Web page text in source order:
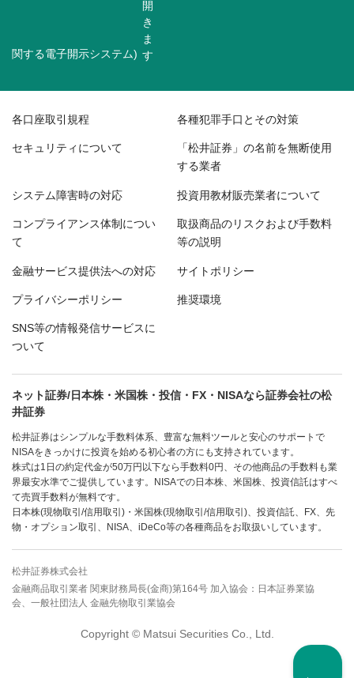
関する電子開示システム)
各口座取引規程 各種犯罪手口とその対策
セキュリティについて 「松井証券」の名前を無断使用
する業者
システム障害時の対応 投資用教材販売業者について
コンプライアンス体制につい
て
取扱商品のリスクおよび手数料
等の説明
金融サービス提供法への対応 サイトポリシー
プライバシーポリシー 推奨環境
SNS等の情報発信サービスに
ついて
ネット証券/日本株・米国株・投信・FX・NISAなら証券会社の松
井証券
松井証券はシンプルな手数料体系、豊富な無料ツールと安心のサポートで
NISAをきっかけに投資を始める初心者の方にも支持されています。
株式は1日の約定代金が50万円以下なら手数料0円、その他商品の手数料も業
界最安水準でご提供しています。NISAでの日本株、米国株、投資信託はすべ
て売買手数料が無料です。
日本株(現物取引/信用取引)・米国株(現物取引/信用取引)、投資信託、FX、先
物・オプション取引、NISA、iDeCo等の各種商品をお取扱いしています。
松井証券株式会社
金融商品取引業者 関東財務局長(金商)第164号 加入協会：日本証券業協
会、一般社団法人 金融先物取引業協会
Copyright © Matsui Securities Co., Ltd.